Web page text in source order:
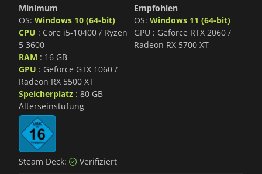
Minimum
OS: Windows 10 (64-bit)
CPU : Core i5-10400 / Ryzen
5 3600
RAM : 16 GB
GPU : Geforce GTX 1060 /
Radeon RX 5500 XT
Speicherplatz : 80 GB
Empfohlen
OS: Windows 11 (64-bit)
GPU : Geforce RTX 2060 /
Radeon RX 5700 XT
Alterseinstufung
Steam Deck: Verifiziert